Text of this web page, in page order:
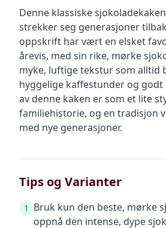
Denne klassiske
strekker seg generasjoner
oppskrift har vært en elsket
årevis, med sin rike, mørke
myke, luftige tekstur som alltid
hyggelige kaffestunder og godt
av denne kaken er som et lite
familiehistorie, og en tradisjon
med nye generasjoner.
Tips og Varianter
1
Bruk kun den beste, mørke
oppnå den intense, dype